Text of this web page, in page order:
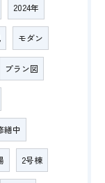
2024年
モダン
プラン図
繕中
2号棟